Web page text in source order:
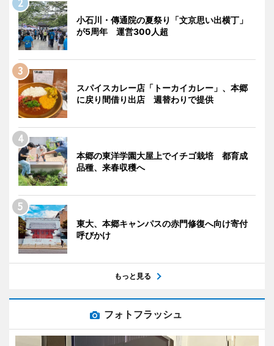
小石川・傳通院の夏祭り「文京思い出横丁」
が5周年 運営300人超
スパイスカレー店「トーカイカレー」、本郷
に戻り間借り出店 週替わりで提供
本郷の東洋学園大屋上でイチゴ栽培 都育成
品種、来春収穫へ
東大、本郷キャンパスの赤門修復へ向け寄付
呼びかけ
もっと見る
フォトフラッシュ